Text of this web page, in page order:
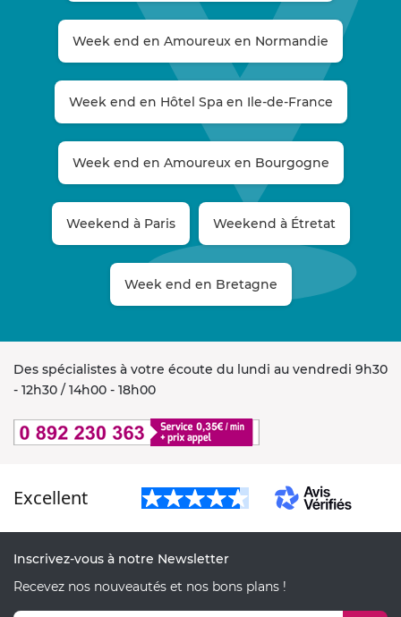
Week end en Amoureux en Normandie
Week end en Hôtel Spa en Ile-de-France
Week end en Amoureux en Bourgogne
Weekend à Paris Weekend à Étretat
Week end en Bretagne
Des spécialistes à votre écoute du lundi au vendredi 9h30
- 12h30 / 14h00 - 18h00
Excellent
Inscrivez-vous à notre Newsletter
Recevez nos nouveautés et nos bons plans !